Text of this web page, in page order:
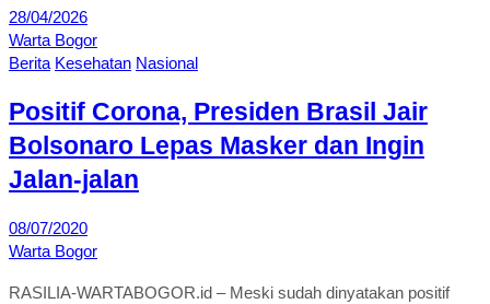
28/04/2026
Warta Bogor
Berita Kesehatan Nasional
Positif Corona, Presiden Brasil Jair
Bolsonaro Lepas Masker dan Ingin
Jalan-jalan
08/07/2020
Warta Bogor
RASILIA-WARTABOGOR.id – Meski sudah dinyatakan positif